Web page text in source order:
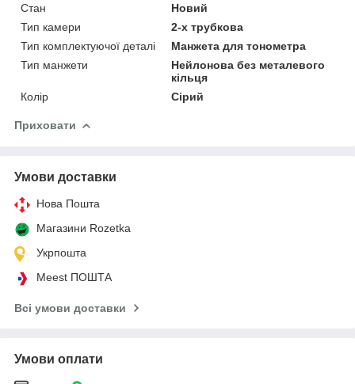
Стан
Новий
Тип камери
2-х трубкова
Тип комплектуючої деталі
Манжета для тонометра
Тип манжети
Нейлонова без металевого
кільця
Колір
Сірий
Приховати
Умови доставки
Нова Пошта
Магазини Rozetka
Укрпошта
Meest ПОШТА
Всі умови доставки
Умови оплати